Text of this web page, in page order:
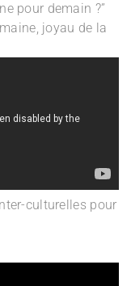
pour demain ?”
joyau de la
culturelles pour